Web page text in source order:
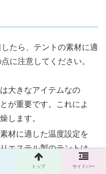
たら、テントの素材に適
に注意してください。
は大きなアイテムなの
が重要です。これによ
します。
素材に適した温度設定を
エステル製のテントは
されます。
トップ サイドバー